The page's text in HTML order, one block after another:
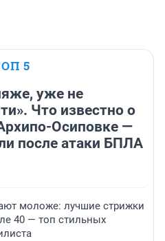
5
уже не
Что известно о
Осиповке —
после атаки БПЛА
моложе: лучшие стрижки
40 — топ стильных